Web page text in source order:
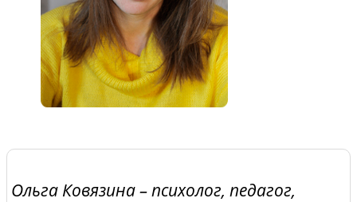
Ольга Ковязина – психолог, педагог,